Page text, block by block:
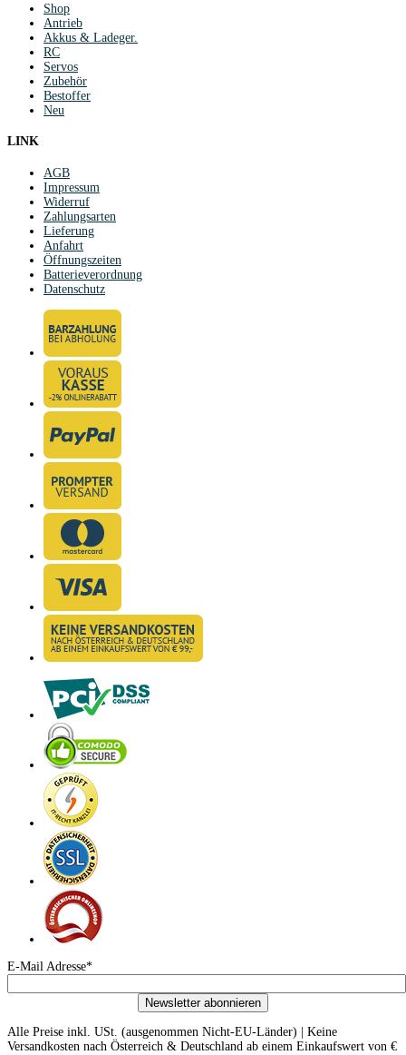
Shop
Antrieb
Akkus & Ladeger.
RC
Servos
Zubehör
Bestoffer
Neu
LINK
AGB
Impressum
Widerruf
Zahlungsarten
Lieferung
Anfahrt
Öffnungszeiten
Batterieverordnung
Datenschutz
E-Mail Adresse*
Newsletter abonnieren
Alle Preise inkl. USt. (ausgenommen Nicht-EU-Länder) | Keine
Versandkosten nach Österreich & Deutschland ab einem Einkaufswert von €